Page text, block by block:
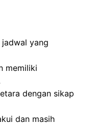
yang
memiliki
dengan sikap
dan masih